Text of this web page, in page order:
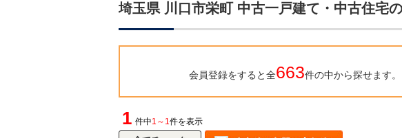
埼玉県 川口市栄町 中古一戸建て・中古住宅
会員登録をすると全663件の中から探せます。
1 件中1～1件を表示